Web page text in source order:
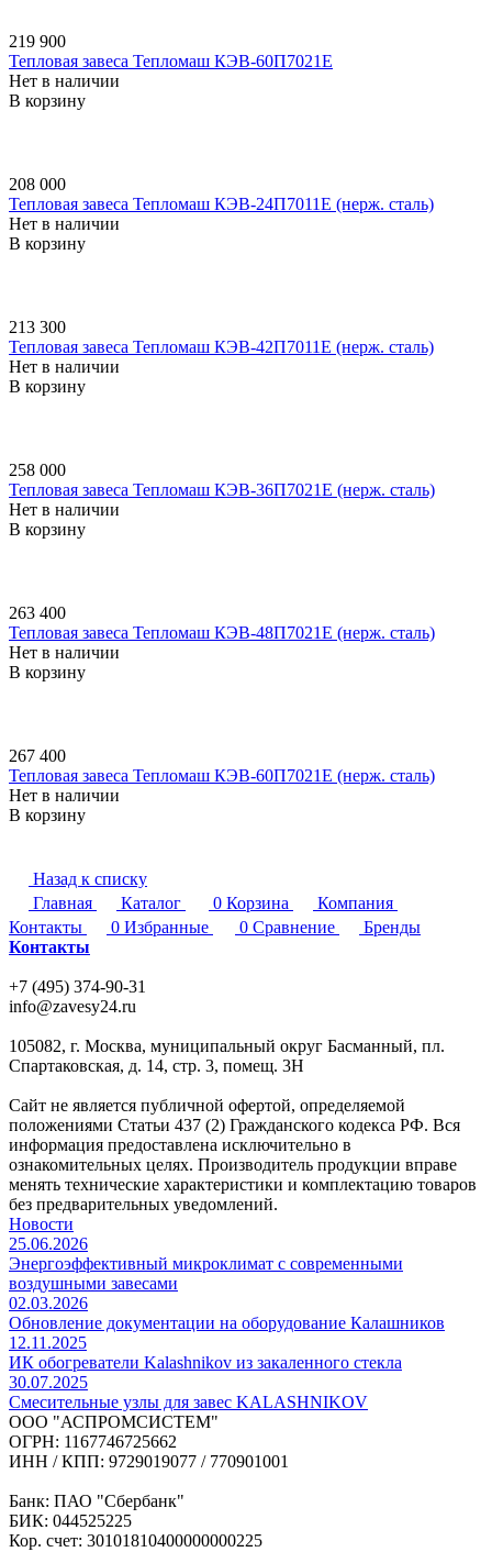
219 900
Тепловая завеса Тепломаш КЭВ-60П7021E
Нет в наличии
В корзину
208 000
Тепловая завеса Тепломаш КЭВ-24П7011E (нерж. сталь)
Нет в наличии
В корзину
213 300
Тепловая завеса Тепломаш КЭВ-42П7011E (нерж. сталь)
Нет в наличии
В корзину
258 000
Тепловая завеса Тепломаш КЭВ-36П7021E (нерж. сталь)
Нет в наличии
В корзину
263 400
Тепловая завеса Тепломаш КЭВ-48П7021E (нерж. сталь)
Нет в наличии
В корзину
267 400
Тепловая завеса Тепломаш КЭВ-60П7021E (нерж. сталь)
Нет в наличии
В корзину
Назад к списку
Главная
Каталог 0 Корзина
Компания
Контакты
0 Избранные 0 Сравнение
Бренды
Контакты
+7 (495) 374-90-31
info@zavesy24.ru
105082, г. Москва, муниципальный округ Басманный, пл.
Спартаковская, д. 14, стр. 3, помещ. 3Н
Сайт не является публичной офертой, определяемой
положениями Статьи 437 (2) Гражданского кодекса РФ. Вся
информация предоставлена исключительно в
ознакомительных целях. Производитель продукции вправе
менять технические характеристики и комплектацию товаров
без предварительных уведомлений.
Новости
25.06.2026
Энергоэффективный микроклимат с современными
воздушными завесами
02.03.2026
Обновление документации на оборудование Калашников
12.11.2025
ИК обогреватели Kalashnikov из закаленного стекла
30.07.2025
Cмесительные узлы для завес KALASHNIKOV
ООО "АСПРОМСИСТЕМ"
ОГРН: 1167746725662
ИНН / КПП: 9729019077 / 770901001
Банк: ПАО "Сбербанк"
БИК: 044525225
Кор. счет: 30101810400000000225